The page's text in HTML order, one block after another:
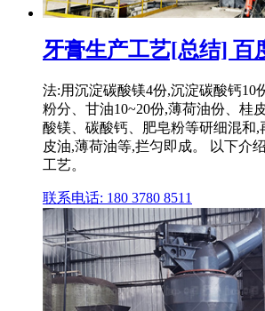
牙膏生产工艺[总结] 百
法:用沉淀碳酸镁4份,沉淀碳酸钙10
粉分、甘油10~20份,薄荷油份、桂
酸镁、碳酸钙、肥皂粉等研细混和,
皮油,薄荷油等,拦匀即成。 以下介
工艺。
联系电话: 180 3780 8511